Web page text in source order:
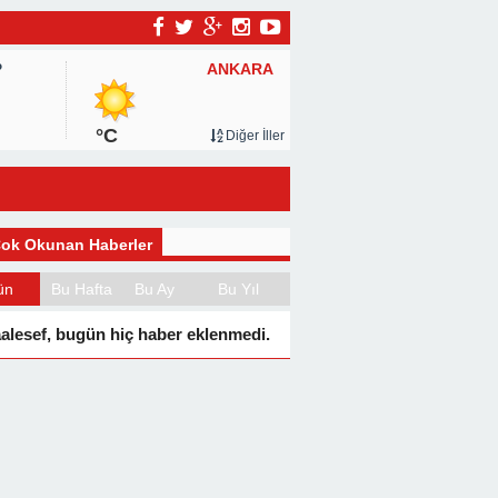
ANKARA
°C Diğer İller
Okunan Haberler
Bu Hafta Bu Ay Bu Yıl
bugün hiç haber eklenmedi.